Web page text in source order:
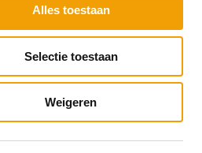
Alles toestaan
Selectie toestaan
Weigeren
Of wil je eens
showroom? Plan
afspraak met ons in!